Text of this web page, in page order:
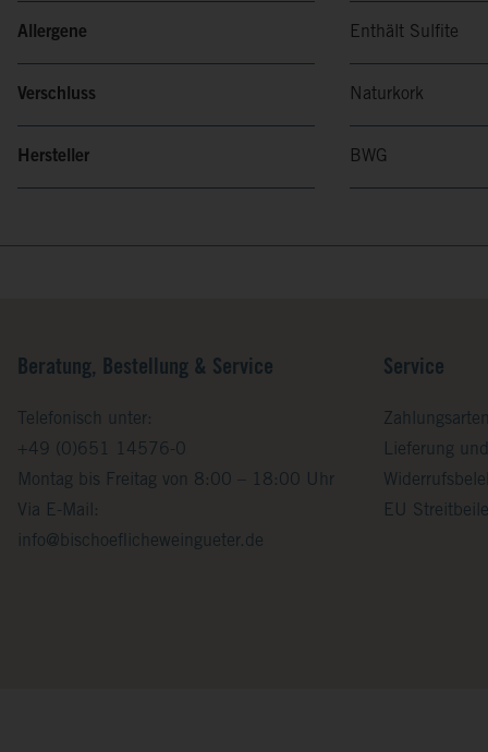
Allergene Enthält Sulfite
Verschluss Naturkork
Hersteller BWG
Beratung, Bestellung & Service
Telefonisch unter:
+49 (0)651 14576-0
Montag bis Freitag von 8:00 – 18:00 Uhr
Via E-Mail:
info@bischoeflicheweingueter.de
Service
Zahlungsarten
Lieferung
EU